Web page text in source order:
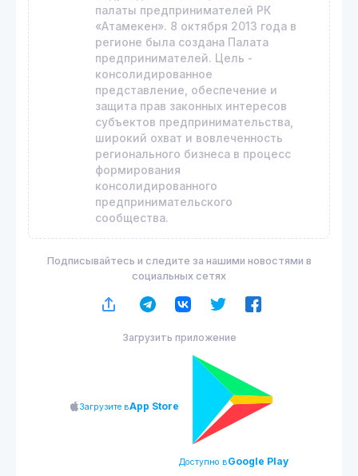
палаты предпринимателей РК
«Атамекен». 8 октября 2013 года в
регионе была создана Палата
предпринимателей. Цель -
консолидированное
представление, обеспечение и
защита прав законных интересов
субъектов предпринимательства,
широкий охват и вовлеченность
регионального бизнеса в процесс
формирования
консолидированного
предпринимательского
сообщества.
Подписывайтесь и следите за нашими новостями в
социальных сетях
Загрузить приложение
Загрузите вApp Store
Доступно вGoogle Play